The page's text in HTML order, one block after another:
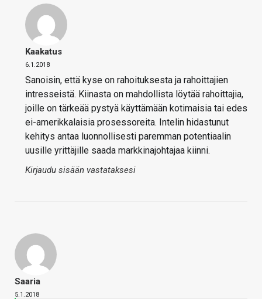
Kaakatus
6.1.2018
Sanoisin, että kyse on rahoituksesta ja rahoittajien
intresseistä. Kiinasta on mahdollista löytää rahoittajia,
joille on tärkeää pystyä käyttämään kotimaisia tai edes
ei-amerikkalaisia prosessoreita. Intelin hidastunut
kehitys antaa luonnollisesti paremman potentiaalin
uusille yrittäjille saada markkinajohtajaa kiinni.
Kirjaudu sisään vastataksesi
Saaria
5.1.2018